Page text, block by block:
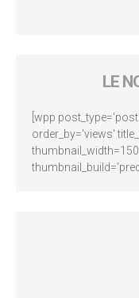
LE
[wpp
order_by='views'